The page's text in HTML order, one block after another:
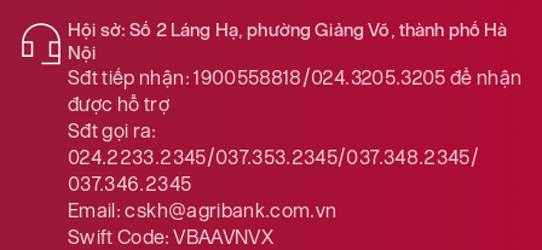
Hội sở: Số 2 Láng Hạ, phường Giảng Võ, thành phố Hà
Nội
Sđt tiếp nhận: 1900558818/024.3205.3205để nhận
được hỗ trợ
Sđt gọi ra:
024.2233.2345/037.353.2345/037.348.2345/
037.346.2345
Email:cskh@agribank.com.vn
Swift Code:VBAAVNVX